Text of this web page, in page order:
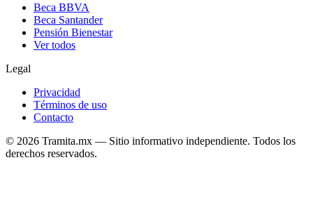
Beca BBVA
Beca Santander
Pensión Bienestar
Ver todos
Legal
Privacidad
Términos de uso
Contacto
© 2026 Tramita.mx — Sitio informativo independiente. Todos los
derechos reservados.